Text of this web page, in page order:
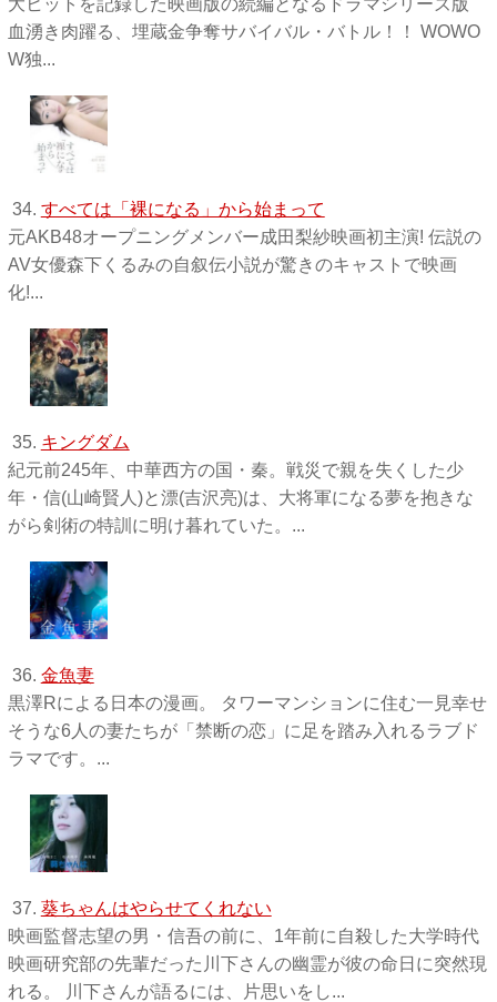
血湧き肉躍る、埋蔵金争奪サバイバル・バトル！！ WOWO
W独 ...
34. すべては「裸になる」から始まって
元AKB48オープニングメンバー成田梨紗映画初主演! 伝説の
AV女優森下くるみの自叙伝小説が驚きのキャストで映画
化!...
35. キングダム
紀元前245年、中華西方の国・秦。戦災で親を失くした少
年・信(山崎賢人)と漂(吉沢亮)は、大将軍になる夢を抱きな
がら剣術の特訓に明け暮れていた。...
36. 金魚妻
黒澤Rによる日本の漫画。 タワーマンションに住む一見幸せ
そうな6人の妻たちが「禁断の恋」に足を踏み入れるラブド
ラマです。...
37. 葵ちゃんはやらせてくれない
映画監督志望の男・信吾の前に、1年前に自殺した大学時代
映画研究部の先輩だった川下さんの幽霊が彼の命日に突然現
れる。 川下さんが語るには、片思いをし...